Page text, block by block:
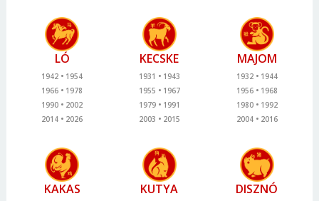
LÓ
1942
1954
1966
1978
1990
2002
2014
2026
KECSKE
1931
1943
1955
1967
1979
1991
2003
2015
MAJOM
1932
1944
1956
1968
1980
1992
2004
2016
KAKAS KUTYA DISZNÓ